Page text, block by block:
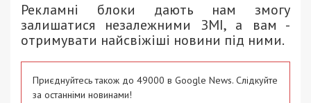
Рекламні блоки дають нам змогу
залишатися незалежними ЗМІ, а вам -
отримувати найсвіжіші новини під ними.
Приєднуйтесь також до 49000 в Google News. Слідкуйте
за останніми новинами!